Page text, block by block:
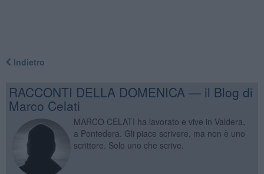
Indietro
RACCONTI DELLA DOMENICA — il Blog di
Marco Celati
MARCO CELATI ha lavorato e vive in Valdera,
a Pontedera. Gli piace scrivere, ma non è uno
scrittore. Solo uno che scrive.